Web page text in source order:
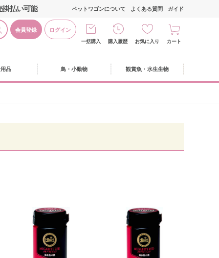
掛払い可能
会員登録 ログイン
ペットワゴンについて よくある質問 ガイド
一括購入 購入履歴 お気に入り カート
品 鳥・小動物 観賞魚・水生生物